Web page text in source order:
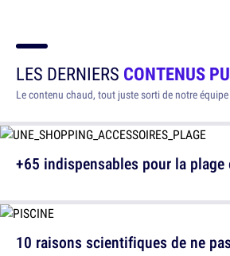
LES DERNIERS CONTENUS
Le contenu chaud, tout juste sorti de notre équipe
+65 indispensables pour la
10 raisons scientifiques de ne